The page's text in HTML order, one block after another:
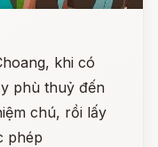
khi có
phù thuỷ đến
chú, rồi lấy
phép